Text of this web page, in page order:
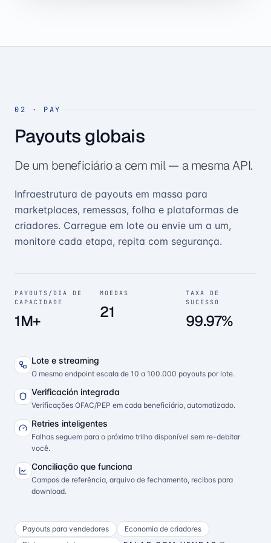
02 · PAY
Payouts globais
De um beneficiário a cem mil — a mesma API.
Infraestrutura de payouts em massa para
marketplaces, remessas, folha e plataformas de
criadores. Carregue em lote ou envie um a um,
monitore cada etapa, repita com segurança.
PAYOUTS/DIA DE
CAPACIDADE
1M+
MOEDAS
21
TAXA DE
SUCESSO
99.97%
Lote e streaming
O mesmo endpoint escala de 10 a 100.000 payouts por lote.
Verificación integrada
Verificações OFAC/PEP em cada beneficiário, automatizado.
Retries inteligentes
Falhas seguem para o próximo trilho disponível sem re-debitar
você.
Conciliação que funciona
Campos de referência, arquivo de fechamento, recibos para
download.
Payouts para vendedores
Economia de criadores